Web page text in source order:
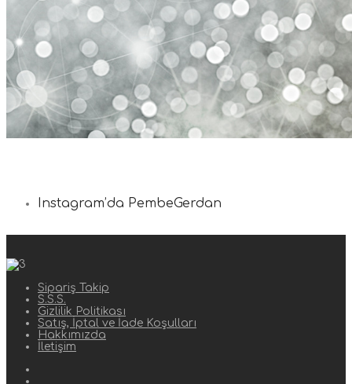
Instagram’da PembeGerdan
Sipariş Takip
S.S.S.
Gizlilik Politikası
Satış, İptal ve İade Koşulları
Hakkımızda
İletişim